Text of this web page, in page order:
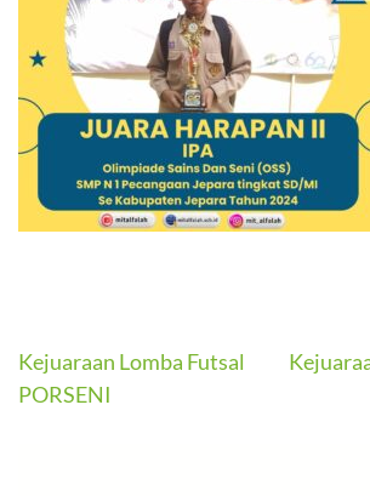
Navigasi
Kejuaraan Lomba Futsal
PORSENI